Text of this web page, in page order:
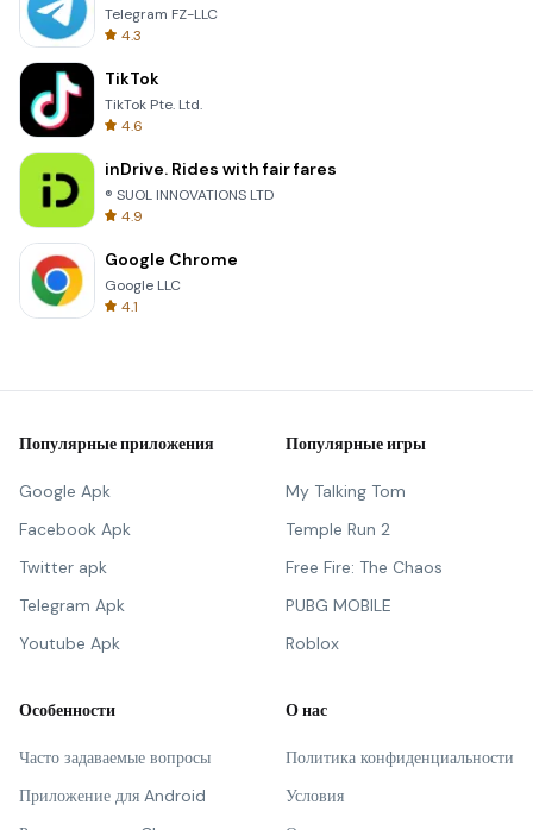
Telegram FZ-LLC
4.3
TikTok
TikTok Pte. Ltd.
4.6
inDrive. Rides with fair fares
® SUOL INNOVATIONS LTD
4.9
Google Chrome
Google LLC
4.1
Популярные приложения
Google Apk
Facebook Apk
Twitter apk
Telegram Apk
Youtube Apk
Популярные игры
My Talking Tom
Temple Run 2
Free Fire: The Chaos
PUBG MOBILE
Roblox
Особенности
Часто задаваемые вопросы
Приложение для Android
О нас
Политика конфиденциальности
Условия